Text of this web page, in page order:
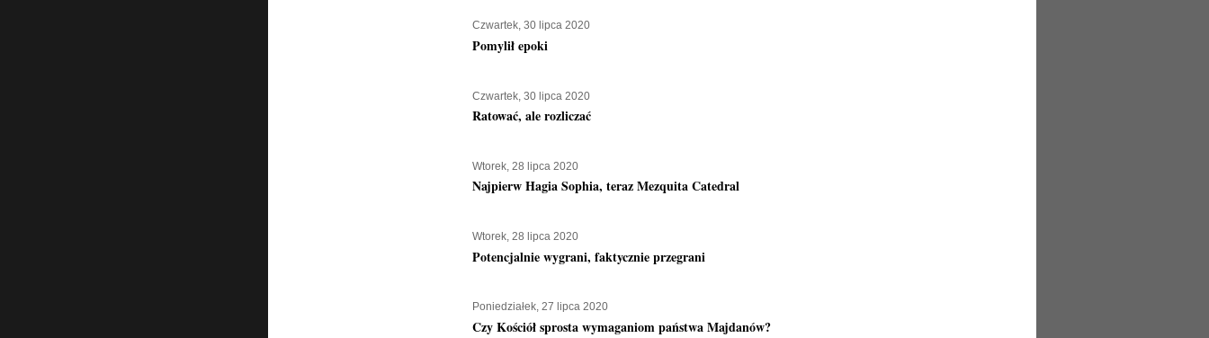
Czwartek, 30 lipca 2020
Pomylił epoki
Czwartek, 30 lipca 2020
Ratować, ale rozliczać
Wtorek, 28 lipca 2020
Najpierw Hagia Sophia, teraz Mezquita Catedral
Wtorek, 28 lipca 2020
Potencjalnie wygrani, faktycznie przegrani
Poniedziałek, 27 lipca 2020
Czy Kościół sprosta wymaganiom państwa Majdanów?